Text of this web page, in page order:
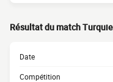
Résultat du match
Date
Compétition